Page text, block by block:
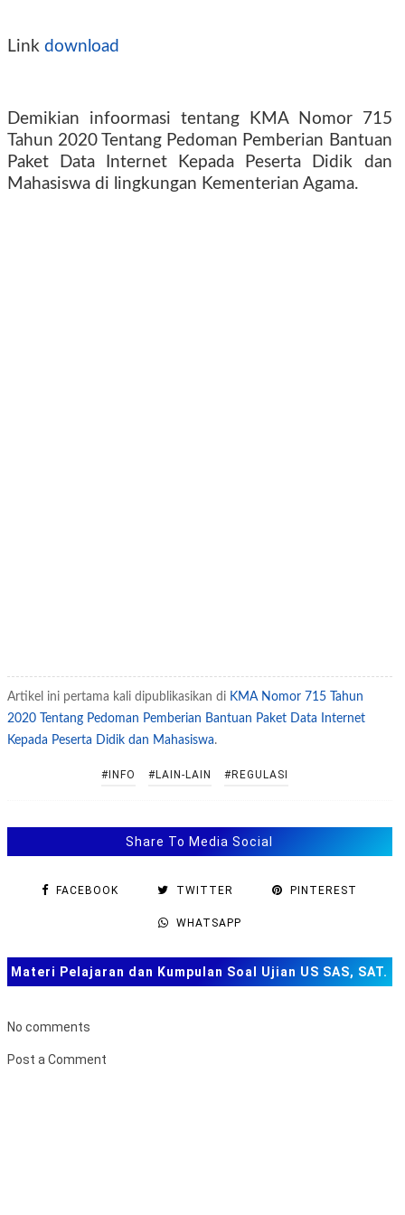
Link download
Demikian infoormasi tentang KMA Nomor 715
Tahun 2020 Tentang Pedoman Pemberian Bantuan
Paket Data Internet Kepada Peserta Didik dan
Mahasiswa di lingkungan Kementerian Agama.
Artikel ini pertama kali dipublikasikan di KMA Nomor 715 Tahun
2020 Tentang Pedoman Pemberian Bantuan Paket Data Internet
Kepada Peserta Didik dan Mahasiswa.
#INFO #LAIN-LAIN #REGULASI
Share To Media Social
FACEBOOK TWITTER PINTEREST
WHATSAPP
Materi Pelajaran dan Kumpulan Soal Ujian US SAS, SAT.
No comments
Post a Comment